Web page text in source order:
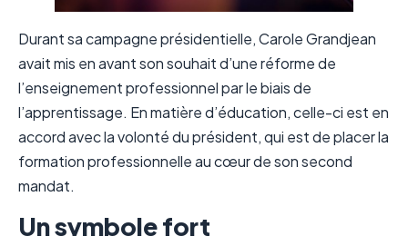
Durant sa campagne présidentielle, Carole Grandjean
avait mis en avant son souhait d’une réforme de
l’enseignement professionnel par le biais de
l’apprentissage. En matière d’éducation, celle-ci est en
accord avec la volonté du président, qui est de placer la
formation professionnelle au cœur de son second
mandat.
Un symbole fort